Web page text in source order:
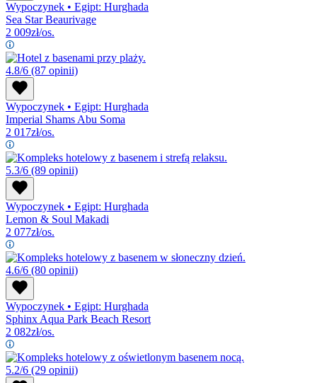
Wypoczynek • Egipt: Hurghada
Sea Star Beaurivage
2 009zł/os.
4.8/6 (87 opinii)
Wypoczynek • Egipt: Hurghada
Imperial Shams Abu Soma
2 017zł/os.
5.3/6 (89 opinii)
Wypoczynek • Egipt: Hurghada
Lemon & Soul Makadi
2 077zł/os.
4.6/6 (80 opinii)
Wypoczynek • Egipt: Hurghada
Sphinx Aqua Park Beach Resort
2 082zł/os.
5.2/6 (29 opinii)